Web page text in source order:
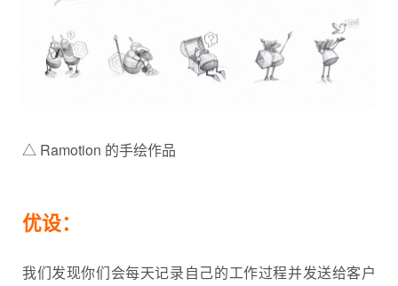
△ Ramotion 的手绘作品
优设：
我们发现你们会每天记录自己的工作过程并发送给客户